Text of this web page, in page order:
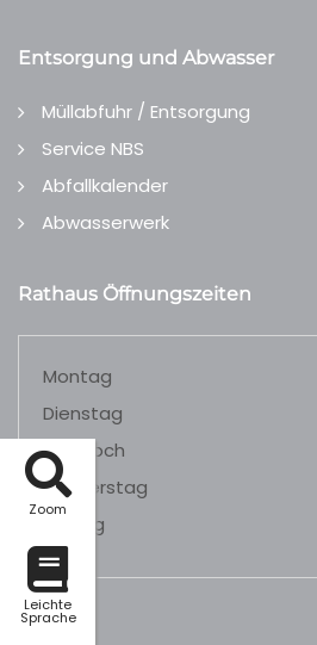
Zoom
Leichte
Sprache
Entsorgung und Abwasser
Müllabfuhr / Entsorgung
Service NBS
Abfallkalender
Abwasserwerk
Rathaus Öffnungszeiten
Montag
Dienstag
Mittwoch
Donnerstag
Freitag